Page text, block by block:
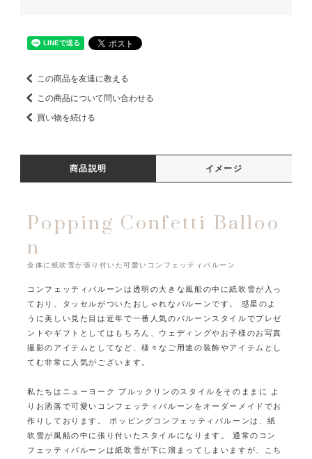
この商品を友達に教える
この商品について問い合わせる
買い物を続ける
商品説明 イメージ
Popping Confetti Balloo
n
全体に紙吹雪が張り付いた可愛いコンフェッティバルーン
コンフェッティバルーンは透明の大きな風船の中に紙吹雪が入っ
ており、タッセルがついたおしゃれなバルーンです。
惑星のよ
うに美しい見た目は近年で一番人気のバルーンスタイルでプレゼ
ントやギフトとしてはもちろん、 ウェディングやお子様のお写真
撮影のアイテムとしてなど、様々なご用途の装飾やアイテムとし
てむ非常に人気がございます。
私たちはニューヨーク ブルックリンのスタイルをそのままに
よ
りお洒落で可愛いコンフェッティバルーンをオーダーメイドでお
作りしております。
ポッピングコンフェッティバルーンは、紙
吹雪が風船の中に張り付いたスタイルになります。
通常のコン
フェッティバルーンは紙吹雪が下に溜まってしまいますが、こち